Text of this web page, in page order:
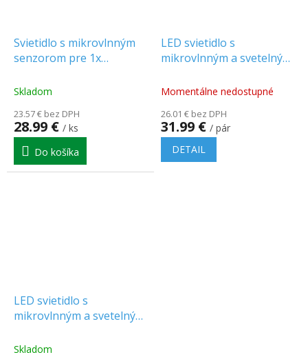
Svietidlo s mikrovlnným
senzorom pre 1x
[A2120-MP-HF]
Skladom
23.57 € bez DPH
28.99 € / ks
Do košíka
LED svietidlo s
mikrovlnným a svetelným
okrúhle, biely rám/2-
Momentálne nedostupné
26.01 € bez DPH
31.99 € / pár
DETAIL
LED svietidlo s
mikrovlnným a svetelným
okrúhle, biely rám/2-
Skladom